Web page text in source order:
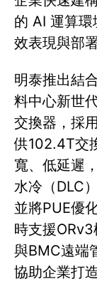
的 AI 運算
效表現與部
明泰推出結
料中心新世
交換器，採
供102.4T交
寬、低延遲
水冷（DLC
並將PUE優
時支援
與BMC遠端
協助企業打